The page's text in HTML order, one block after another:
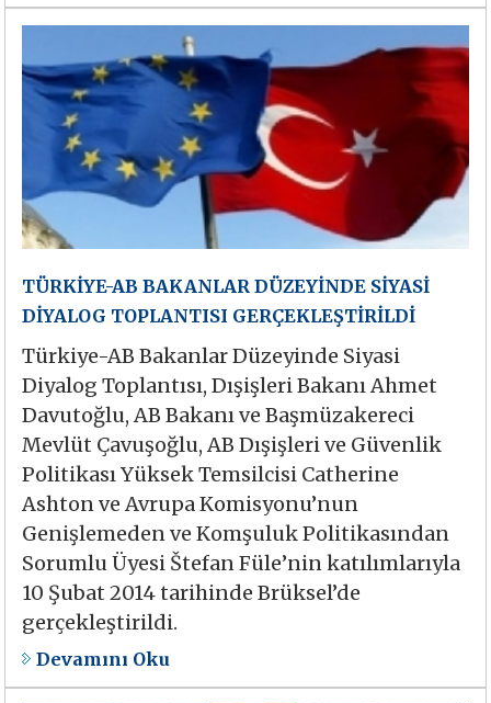
TÜRKİYE-AB BAKANLAR DÜZEYİNDE SİYASİ
DİYALOG TOPLANTISI GERÇEKLEŞTİRİLDİ
Türkiye-AB Bakanlar Düzeyinde Siyasi
Diyalog Toplantısı, Dışişleri Bakanı Ahmet
Davutoğlu, AB Bakanı ve Başmüzakereci
Mevlüt Çavuşoğlu, AB Dışişleri ve Güvenlik
Politikası Yüksek Temsilcisi Catherine
Ashton ve Avrupa Komisyonu’nun
Genişlemeden ve Komşuluk Politikasından
Sorumlu Üyesi Štefan Füle’nin katılımlarıyla
10 Şubat 2014 tarihinde Brüksel’de
gerçekleştirildi.
Devamını Oku